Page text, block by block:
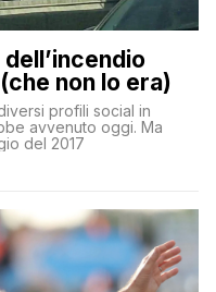
non lo era)
profili social in
avvenuto oggi. Ma
del 2017